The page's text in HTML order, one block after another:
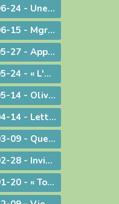
2012-06-24 - Une vie donnée pour le Christ
2012-06-15 - Mgr Pascal Roland, Évêque de Belley-Ars : Message de Mgr Guy Bagnard aux diocésains de Belley-Ars
2012-05-27 - Appelés à vivre l'Aujourd'hui de Dieu !
2012-05-24 - « L'Esprit-Saint vous sera donné en plénitude. »
2012-05-14 - Olivier de Coat, nouveau Directeur diocésain de l'Enseignement Catholique
2012-04-14 - Lettre aux prêtres du diocèse
2012-03-09 - Quelle vision de l'homme ?
2012-02-28 - Invitation à la journée du sacerdoce et à la Messe Chrismale
2012-01-20 - « Tous, nous serons transformés par la Victoire de notre Seigneur Jésus Christ. »